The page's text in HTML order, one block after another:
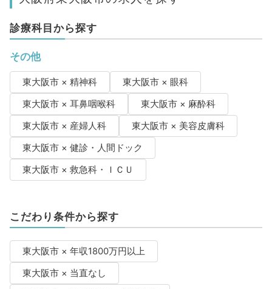
診療科目から探す
その他
東大阪市 × 精神科
東大阪市 × 眼科
東大阪市 × 耳鼻咽喉科
東大阪市 × 麻酔科
東大阪市 × 産婦人科
東大阪市 × 美容皮膚科
東大阪市 × 健診・人間ドック
東大阪市 × 救急科・ＩＣＵ
こだわり条件から探す
東大阪市 × 年収1800万円以上
東大阪市 × 当直なし